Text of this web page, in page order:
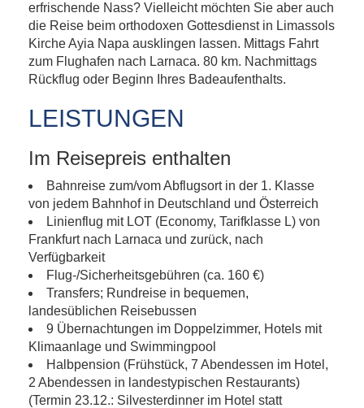
erfrischende Nass? Vielleicht möchten Sie aber auch
die Reise beim orthodoxen Gottesdienst in Limassols
Kirche Ayia Napa ausklingen lassen. Mittags Fahrt
zum Flughafen nach Larnaca. 80 km. Nachmittags
Rückflug oder Beginn Ihres Badeaufenthalts.
LEISTUNGEN
Im Reisepreis enthalten
Bahnreise zum/vom Abflugsort in der 1. Klasse
von jedem Bahnhof in Deutschland und Österreich
Linienflug mit LOT (Economy, Tarifklasse L) von
Frankfurt nach Larnaca und zurück, nach
Verfügbarkeit
Flug-/Sicherheitsgebühren (ca. 160 €)
Transfers; Rundreise in bequemen,
landesüblichen Reisebussen
9 Übernachtungen im Doppelzimmer, Hotels mit
Klimaanlage und Swimmingpool
Halbpension (Frühstück, 7 Abendessen im Hotel,
2 Abendessen in landestypischen Restaurants)
(Termin 23.12.: Silvesterdinner im Hotel statt